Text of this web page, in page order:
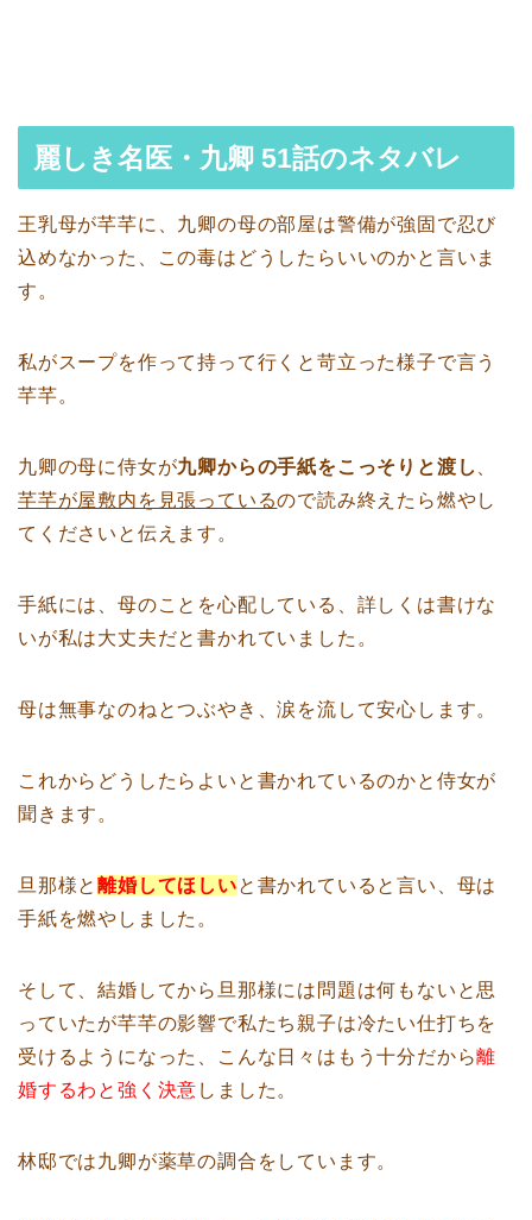
麗しき名医・九卿 51話のネタバレ
王乳母が芊芊に、九卿の母の部屋は警備が強固で忍び
込めなかった、この毒はどうしたらいいのかと言いま
す。
私がスープを作って持って行くと苛立った様子で言う
芊芊。
九卿の母に侍女が九卿からの手紙をこっそりと渡し
芊芊が屋敷内を見張っているので読み終えたら燃やし
てくださいと伝えます。
手紙には、母のことを心配している、詳しくは書けな
いが私は大丈夫だと書かれていました。
母は無事なのねとつぶやき、涙を流して安心します。
これからどうしたらよいと書かれているのかと侍女が
聞きます。
旦那様と離婚してほしいと書かれていると言い、母は
手紙を燃やしました。
そして、結婚してから旦那様には問題は何もないと思
っていたが芊芊の影響で私たち親子は冷たい仕打ちを
受けるようになった、こんな日々はもう十分だから離
婚するわと強く決意 しました。
林邸では九卿が薬草の調合をしています。